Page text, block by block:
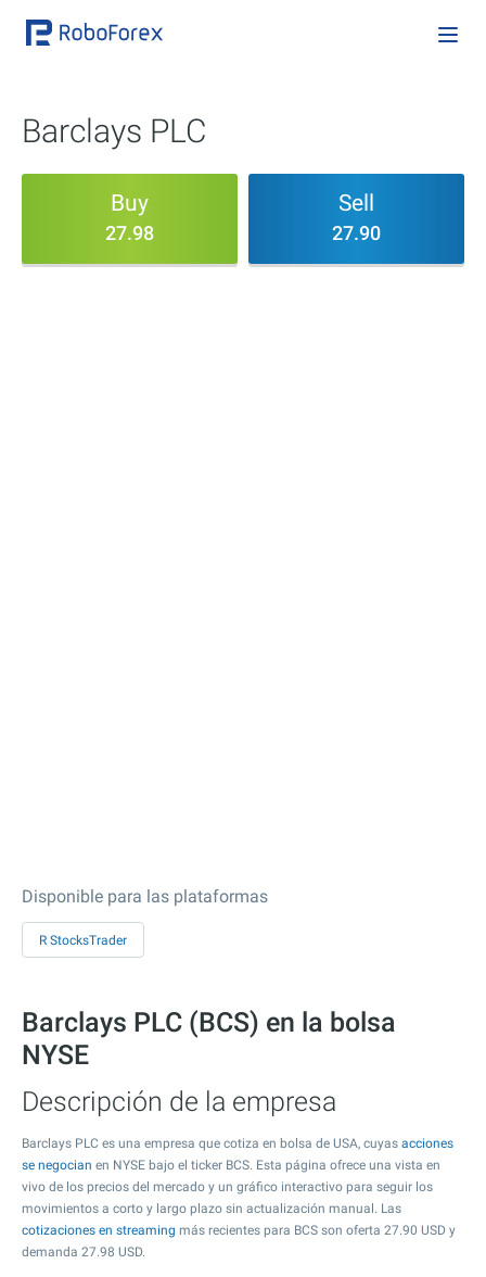
Barclays PLC
Buy
27.98
Sell
27.90
Disponible para las plataformas
R StocksTrader
Barclays PLC (BCS) en la bolsa
NYSE
Descripción de la empresa
Barclays PLC es una empresa que cotiza en bolsa de USA, cuyas acciones
se negocian en NYSE bajo el ticker BCS. Esta página ofrece una vista en
vivo de los precios del mercado y un gráfico interactivo para seguir los
movimientos a corto y largo plazo sin actualización manual. Las
cotizaciones en streaming más recientes para BCS son oferta 27.90 USD y
demanda 27.98 USD.